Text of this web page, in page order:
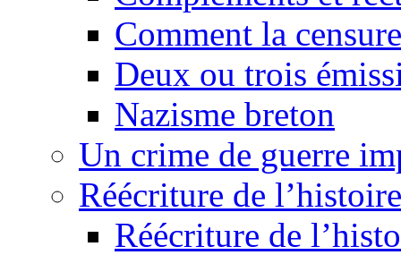
Comment la
Deux ou trois
Nazisme breton
Un crime de guerre
Réécriture de
Réécriture de